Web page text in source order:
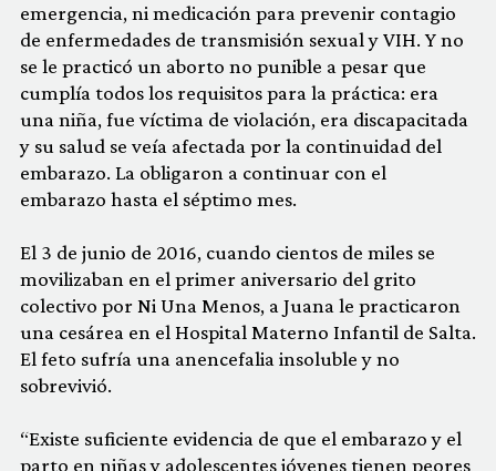
emergencia, ni medicación para prevenir contagio
de enfermedades de transmisión sexual y VIH. Y no
se le practicó un aborto no punible a pesar que
cumplía todos los requisitos para la práctica: era
una niña, fue víctima de violación, era discapacitada
y su salud se veía afectada por la continuidad del
embarazo. La obligaron a continuar con el
embarazo hasta el séptimo mes.
El 3 de junio de 2016, cuando cientos de miles se
movilizaban en el primer aniversario del grito
colectivo por Ni Una Menos, a Juana le practicaron
una cesárea en el Hospital Materno Infantil de Salta.
El feto sufría una anencefalia insoluble y no
sobrevivió.
“Existe suficiente evidencia de que el embarazo y el
parto en niñas y adolescentes jóvenes tienen peores